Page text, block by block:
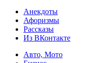
Анекдоты
Афоризмы
Рассказы
Из ВКонтакте
Авто, Мото